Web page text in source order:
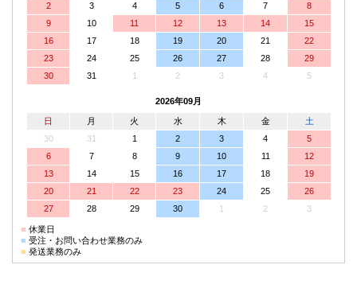
2
3 4 5 6 7
8
9
10 11 12 13 14
15
16
17 18 19 20 21
22
23
24 25 26 27 28
29
30
31 1 2 3 4 5
2026年09月
日 月 火 水 木 金
土
30
31 1 2 3 4
5
6
7 8 9 10 11
12
13
14 15 16 17 18
19
20
21 22 23 24 25
26
27
28 29 30 1 2 3
■ 休業日
■ 受注・お問い合わせ業務のみ
■ 発送業務のみ